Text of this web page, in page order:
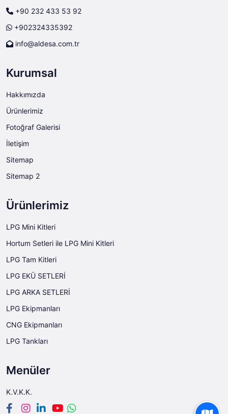
+90 232 433 53 92
+902324335392
info@aldesa.com.tr
Kurumsal
Hakkımızda
Ürünlerimiz
Fotoğraf Galerisi
İletişim
Sitemap
Sitemap 2
Ürünlerimiz
LPG Mini Kitleri
Hortum Setleri ile LPG Mini Kitleri
LPG Tam Kitleri
LPG EKÜ SETLERİ
LPG ARKA SETLERİ
LPG Ekipmanları
CNG Ekipmanları
LPG Tankları
Menüler
K.V.K.K.